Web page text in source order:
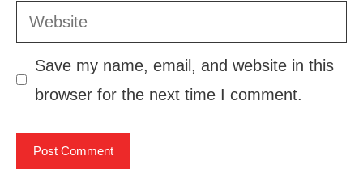
Website
Save my name, email, and website in this
browser for the next time I comment.